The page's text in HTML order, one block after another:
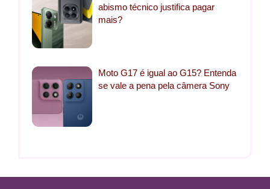
abismo técnico justifica pagar
mais?
Moto G17 é igual ao G15? Entenda
se vale a pena pela câmera Sony